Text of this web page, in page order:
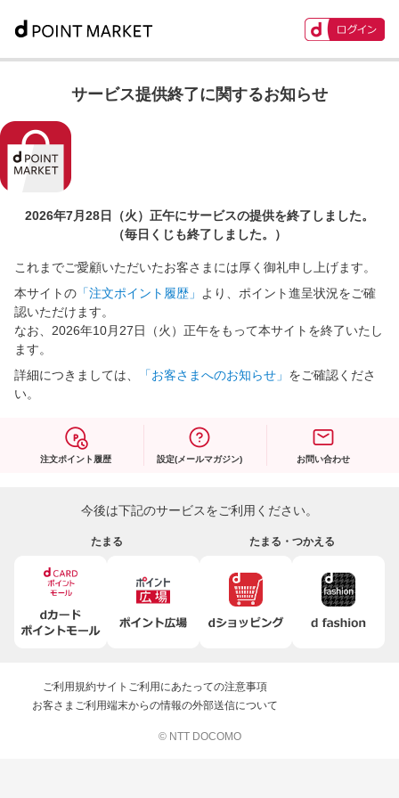
サービス提供終了に関するお知らせ
2026年7月28日（火）正午にサービスの提供を終了しました。
（毎日くじも終了しました。）
これまでご愛顧いただいたお客さまには厚く御礼申し上げます。
本サイトの 「注文ポイント履歴」
より、ポイント進呈状況をご確
認いただけます。
なお、2026年10月27日（火）正午をもって本サイトを終了いたし
ます。
詳細につきましては、
「お客さまへのお知らせ」 をご確認くださ
い。
注文ポイント履歴 設定(メールマガジン) お問い合わせ
今後は下記のサービスをご利用ください。
たまる たまる・つかえる
ご利用規約サイトご利用にあたっての注意事項
お客さまご利用端末からの情報の外部送信について
© NTT DOCOMO